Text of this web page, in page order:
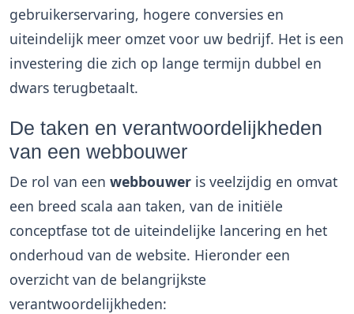
gebruikerservaring, hogere conversies en
uiteindelijk meer omzet voor uw bedrijf. Het is een
investering die zich op lange termijn dubbel en
dwars terugbetaalt.
De taken en verantwoordelijkheden
van een webbouwer
De rol van een webbouwer is veelzijdig en omvat
een breed scala aan taken, van de initiële
conceptfase tot de uiteindelijke lancering en het
onderhoud van de website. Hieronder een
overzicht van de belangrijkste
verantwoordelijkheden: